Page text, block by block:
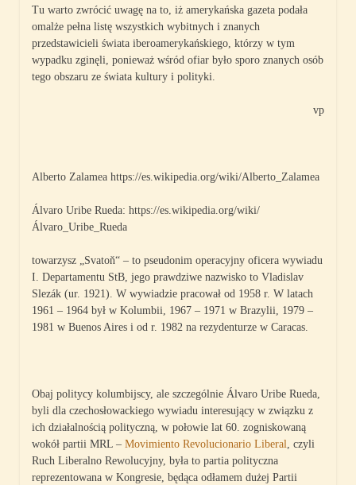
Tu warto zwrócić uwagę na to, iż amerykańska gazeta podała
omalże pełna listę wszystkich wybitnych i znanych
przedstawicieli świata iberoamerykańskiego, którzy w tym
wypadku zginęli, ponieważ wśród ofiar było sporo znanych osób
tego obszaru ze świata kultury i polityki.
vp
Alberto Zalamea https://es.wikipedia.org/wiki/Alberto_Zalamea
Álvaro Uribe Rueda: https://es.wikipedia.org/wiki/
Álvaro_Uribe_Rueda
towarzysz „Svatoň“ – to pseudonim operacyjny oficera wywiadu
I. Departamentu StB, jego prawdziwe nazwisko to Vladislav
Slezák (ur. 1921). W wywiadzie pracował od 1958 r. W latach
1961 – 1964 był w Kolumbii, 1967 – 1971 w Brazylii, 1979 –
1981 w Buenos Aires i od r. 1982 na rezydenturze w Caracas.
Obaj politycy kolumbijscy, ale szczególnie Álvaro Uribe Rueda,
byli dla czechosłowackiego wywiadu interesujący w związku z
ich działalnością polityczną, w połowie lat 60. zogniskowaną
wokół partii MRL – Movimiento Revolucionario Liberal, czyli
Ruch Liberalno Rewolucyjny, była to partia polityczna
reprezentowana w Kongresie, będąca odłamem dużej Partii